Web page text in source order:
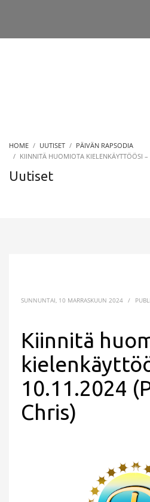
HOME UUTISET
PÄIVÄN RAPSODIA
KIINNITÄ HUOMIOTA KIELENKÄYTTÖÖSI
Uutiset
SUNNUNTAI, 10 MARRASKUUN 2024 /
Kiinnitä
10.11.2024
Chris)